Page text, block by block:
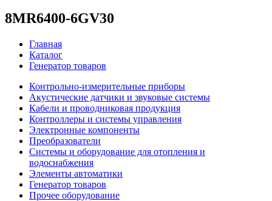
8MR6400-6GV30
Главная
Каталог
Генератор товаров
Контрольно-измерительные приборы
Акустические датчики и звуковые системы
Кабели и проводниковая продукция
Контроллеры и системы управления
Электронные компоненты
Преобразователи
Системы и оборудование для отопления и
водоснабжения
Элементы автоматики
Генератор товаров
Прочее оборудование